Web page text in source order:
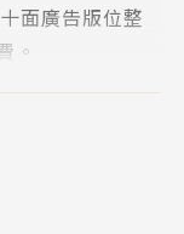
面廣告版位整
。
舉，竟然都讓他